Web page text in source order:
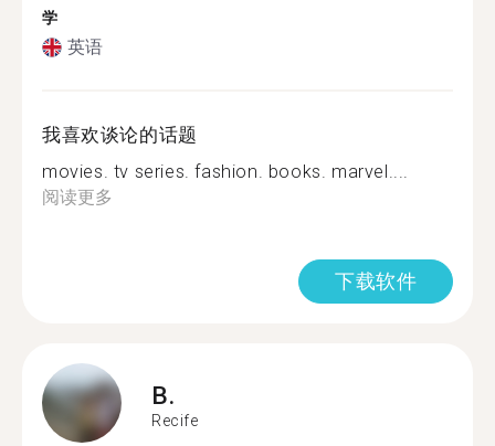
学
英语
我喜欢谈论的话题
movies. tv series. fashion. books. marvel....
阅读更多
下载软件
B.
Recife